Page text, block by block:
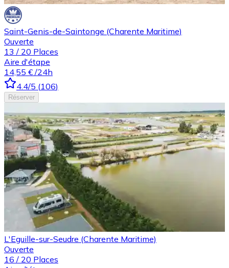
Saint-Genis-de-Saintonge (Charente Maritime)
Ouverte
13 / 20 Places
Aire d'étape
14,55 € /24h
4.4/5 (106)
Réserver
L'Eguille-sur-Seudre (Charente Maritime)
Ouverte
16 / 20 Places